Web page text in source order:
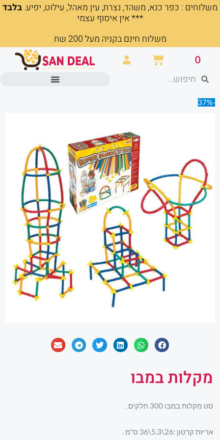
דילוג
משלוחים : כפר כנא, משהד, נצרת, עין מאהל, עילוט, יפיע.בלבד
*** אין איסוף עצמי
משלוח חינם בקניה מעל 200 שח
0 עגלת
קניות חיפושחיפוש
-37%
מקלות במבו
סט מקלות במבו 300 חלקים .
אריזת קרטון :26\5.3\36 ס"מ .